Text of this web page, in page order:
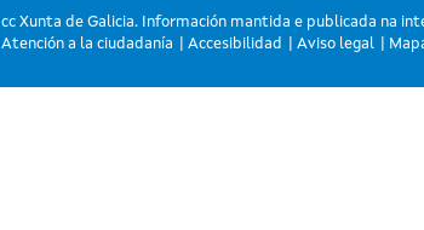
cc Xunta de Galicia. Información mantida e publicada na
Atención a la ciudadanía
Accesibilidad Aviso legal